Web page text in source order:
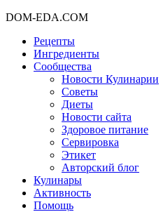
DOM-EDA.COM
Рецепты
Ингредиенты
Сообщества
Новости Кулинарии
Советы
Диеты
Новости сайта
Здоровое питание
Сервировка
Этикет
Авторский блог
Кулинары
Активность
Помощь